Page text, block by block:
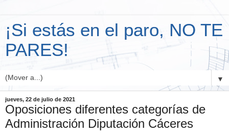
¡Si estás en el paro, NO TE
PARES!
▼
jueves, 22 de julio de 2021
Oposiciones diferentes categorías de
Administración Diputación Cáceres